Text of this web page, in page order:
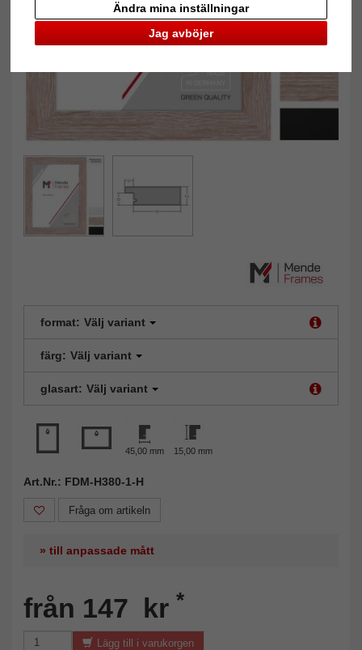
Jag avböjer
Ändra mina inställningar
format: Välj variant
färg: Välj variant
glasart: Välj variant
45,00 mm 15,00 mm
Art.Nr.: FDM-H380-1-H
Fråga om artikeln
» till anpassade mått
från 147 kr *
Lägg till i varukorgen